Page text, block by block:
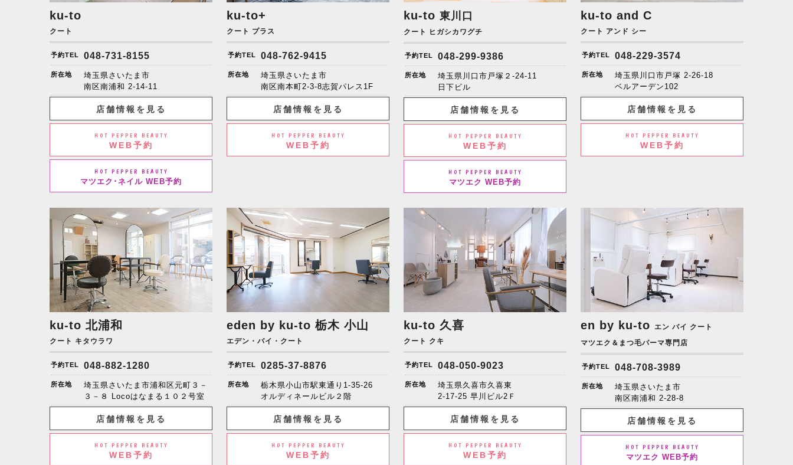
ku-to
クート
予約TEL 048-731-8155
所在地
埼玉県さいたま市
南区南浦和 2-14-11
店舗情報を見る
HOT PEPPER BEAUTY
WEB予約
HOT PEPPER BEAUTY
マツエク･ネイル WEB予約
ku-to+
クート プラス
予約TEL 048-762-9415
所在地
埼玉県さいたま市
南区南本町2-3-8志賀パレス1F
店舗情報を見る
HOT PEPPER BEAUTY
WEB予約
ku-to 東川口
クート ヒガシカワグチ
予約TEL 048-299-9386
所在地
埼玉県川口市戸塚２-24-11
日下ビル
店舗情報を見る
HOT PEPPER BEAUTY
WEB予約
HOT PEPPER BEAUTY
マツエク WEB予約
ku-to and C
クート アンド シー
予約TEL 048-229-3574
所在地
埼玉県川口市戸塚 2-26-18
ベルアーデン102
店舗情報を見る
HOT PEPPER BEAUTY
WEB予約
ku-to 北浦和
クート キタウラワ
予約TEL 048-882-1280
所在地
埼玉県さいたま市浦和区元町３－
３－８ Locoはなまる１０２号室
店舗情報を見る
HOT PEPPER BEAUTY
WEB予約
eden by ku-to 栃木 小山
エデン・バイ・クート
予約TEL 0285-37-8876
所在地
栃木県小山市駅東通り1-35-26
オルディネールビル２階
店舗情報を見る
HOT PEPPER BEAUTY
WEB予約
ku-to 久喜
クート クキ
予約TEL 048-050-9023
所在地
埼玉県久喜市久喜東
2-17-25 早川ビル2Ｆ
店舗情報を見る
HOT PEPPER BEAUTY
WEB予約
en by ku-to
エン バイ クート
マツエク＆まつ毛パーマ専門店
予約TEL 048-708-3989
所在地
埼玉県さいたま市
南区南浦和 2-28-8
店舗情報を見る
HOT PEPPER BEAUTY
マツエク WEB予約